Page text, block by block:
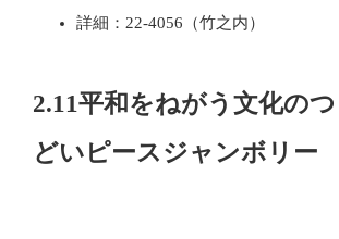
詳細：22-4056（竹之内）
2.11平和をねがう文化のつ
どいピースジャンボリー